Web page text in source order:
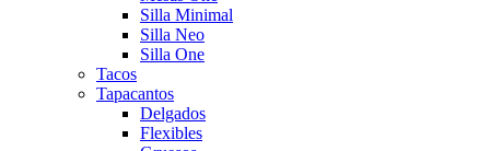
Silla Minimal
Silla Neo
Silla One
Tacos
Tapacantos
Delgados
Flexibles